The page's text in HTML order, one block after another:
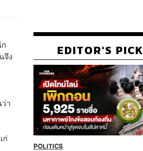
จึง
า
ก่
EDITOR'S PICK
POLITICS